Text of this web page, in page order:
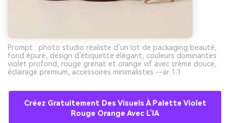
Prompt : photo studio réaliste d’un lot de packaging beauté,
fond épuré, design d’étiquette élégant, couleurs dominantes
violet profond, rouge grenat et orange vif avec crème douce,
éclairage premium, accessoires minimalistes --ar 1:1
Créez Gratuitement Des Visuels À Palette Violet
Rouge Orange Avec L’IA